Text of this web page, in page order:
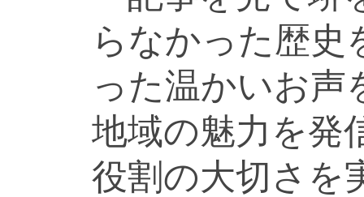
らなかった歴史
った温かいお声
地域の魅力を発
役割の大切さを